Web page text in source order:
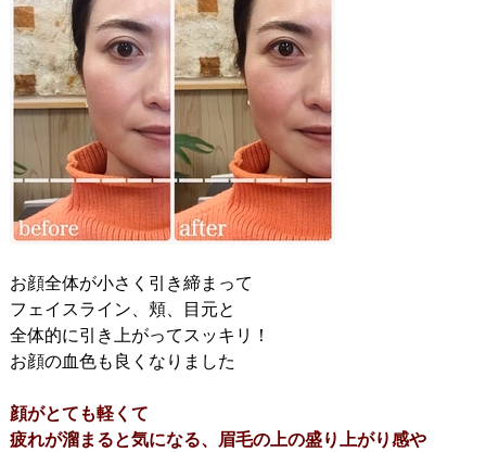
お顔全体が小さく引き締まって
フェイスライン、頬、目元と
全体的に引き上がってスッキリ！
お顔の血色も良くなりました
顔がとても軽くて
疲れが溜まると気になる、眉毛の上の盛り上がり感や